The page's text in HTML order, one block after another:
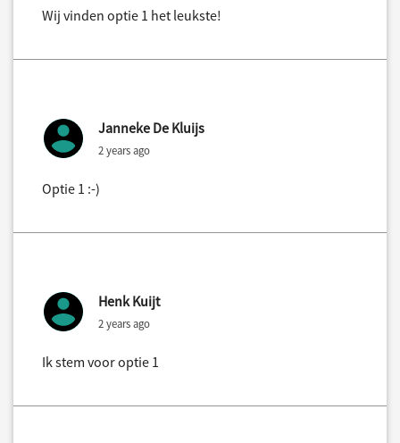
Wij vinden optie 1 het leukste!
Janneke De Kluijs
2 years ago
Optie 1 :-)
Henk Kuijt
2 years ago
Ik stem voor optie 1